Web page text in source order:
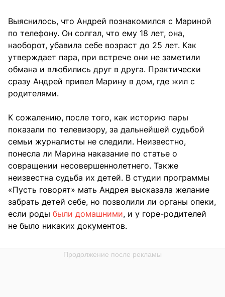
Выяснилось, что Андрей познакомился с Мариной
по телефону. Он солгал, что ему 18 лет, она,
наоборот, убавила себе возраст до 25 лет. Как
утверждает пара, при встрече они не заметили
обмана и влюбились друг в друга. Практически
сразу Андрей привел Марину в дом, где жил с
родителями.
К сожалению, после того, как историю пары
показали по телевизору, за дальнейшей судьбой
семьи журналисты не следили. Неизвестно,
понесла ли Марина наказание по статье о
совращении несовершеннолетнего. Также
неизвестна судьба их детей. В студии программы
«Пусть говорят» мать Андрея высказала желание
забрать детей себе, но позволили ли органы опеки,
если роды были домашними, и у горе-родителей
не было никаких документов.